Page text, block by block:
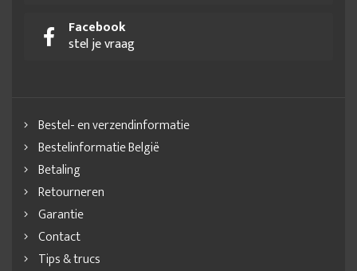
Facebook
stel je vraag
Bestel- en verzendinformatie
Bestelinformatie België
Betaling
Retourneren
Garantie
Contact
Tips & trucs